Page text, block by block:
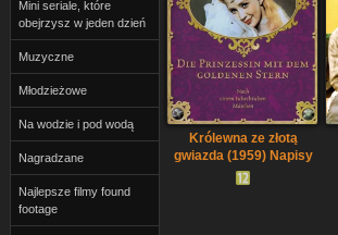
Mini seriale, które
obejrzysz w jeden dzień
Muzyczne
Młodzieżowe
Na wodzie i pod wodą
Nagradzane
Najlepsze filmy found
footage
Królewna ze złotą
gwiazda (1959) Napisy
PL